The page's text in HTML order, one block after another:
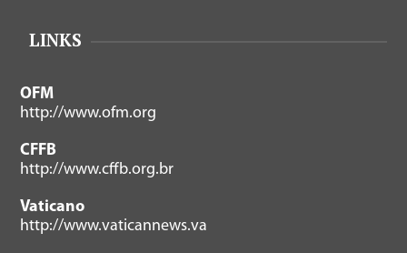
LINKS
OFM
http://www.ofm.org
CFFB
http://www.cffb.org.br
Vaticano
http://www.vaticannews.va